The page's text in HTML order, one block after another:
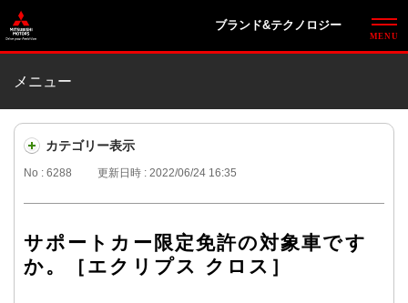
ブランド&テクノロジー
メニュー
カテゴリー表示
No : 6288 更新日時 : 2022/06/24 16:35
サポートカー限定免許の対象車です
か。［エクリプス クロス］